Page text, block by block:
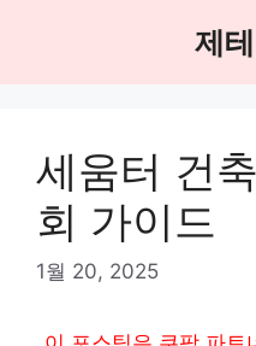
제
세움터 건
회 가이드
1월 20, 2025